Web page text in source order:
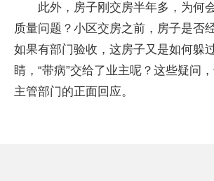
此外，房子刚交房半年多，为何
质量问题？小区交房之前，房子是否
如果有部门验收，这房子又是如何躲
睛，“带病”交给了业主呢？这些疑问
主管部门的正面回应。